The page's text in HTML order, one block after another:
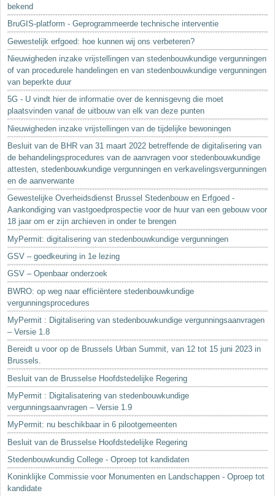
bekend
BruGIS-platform - Geprogrammeerde technische interventie
Gewestelijk erfgoed: hoe kunnen wij ons verbeteren?
Nieuwigheden inzake vrijstellingen van stedenbouwkundige vergunningen
of van procedurele handelingen en van stedenbouwkundige vergunningen
van beperkte duur
5G - U vindt hier de informatie over de kennisgevng die moet
plaatsvinden vanaf de uitbouw van elk van deze punten
Nieuwigheden inzake vrijstellingen van de tijdelijke bewoningen
Besluit van de BHR van 31 maart 2022 betreffende de digitalisering van
de behandelingsprocedures van de aanvragen voor stedenbouwkundige
attesten, stedenbouwkundige vergunningen en verkavelingsvergunningen
en de aanverwante
Gewestelijke Overheidsdienst Brussel Stedenbouw en Erfgoed -
Aankondiging van vastgoedprospectie voor de huur van een gebouw voor
18 jaar om er zijn archieven in onder te brengen
MyPermit: digitalisering van stedenbouwkundige vergunningen
GSV – goedkeuring in 1e lezing
GSV – Openbaar onderzoek
BWRO: op weg naar efficiëntere stedenbouwkundige
vergunningsprocedures
MyPermit : Digitalisering van stedenbouwkundige vergunningsaanvragen
– Versie 1.8
Bereidt u voor op de Brussels Urban Summit, van 12 tot 15 juni 2023 in
Brussels.
Besluit van de Brusselse Hoofdstedelijke Regering
MyPermit : Digitalisatering van stedenbouwkundige
vergunningsaanvragen – Versie 1.9
MyPermit: nu beschikbaar in 6 pilootgemeenten
Besluit van de Brusselse Hoofdstedelijke Regering
Stedenbouwkundig College - Oproep tot kandidaten
Koninklijke Commissie voor Monumenten en Landschappen - Oproep tot
kandidate